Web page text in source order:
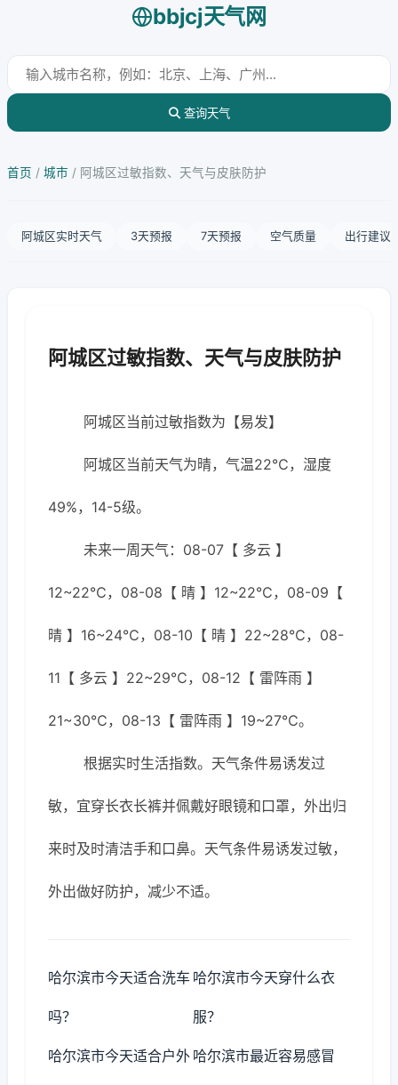
bbjcj天气网
查询天气
首页 / 城市 / 阿城区过敏指数、天气与皮肤防护
阿城区实时天气 3天预报 7天预报 空气质量 出行建议
阿城区过敏指数、天气与皮肤防护
阿城区当前过敏指数为【易发】
阿城区当前天气为晴，气温22℃，湿度
49%，14-5级。
未来一周天气：08-07【 多云 】
12~22℃，08-08【 晴 】12~22℃，08-09【
晴 】16~24℃，08-10【 晴 】22~28℃，08-
11【 多云 】22~29℃，08-12【 雷阵雨 】
21~30℃，08-13【 雷阵雨 】19~27℃。
根据实时生活指数。天气条件易诱发过
敏，宜穿长衣长裤并佩戴好眼镜和口罩，外出归
来时及时清洁手和口鼻。天气条件易诱发过敏，
外出做好防护，减少不适。
哈尔滨市今天适合洗车
吗？
哈尔滨市今天穿什么衣
服？
哈尔滨市今天适合户外 哈尔滨市最近容易感冒